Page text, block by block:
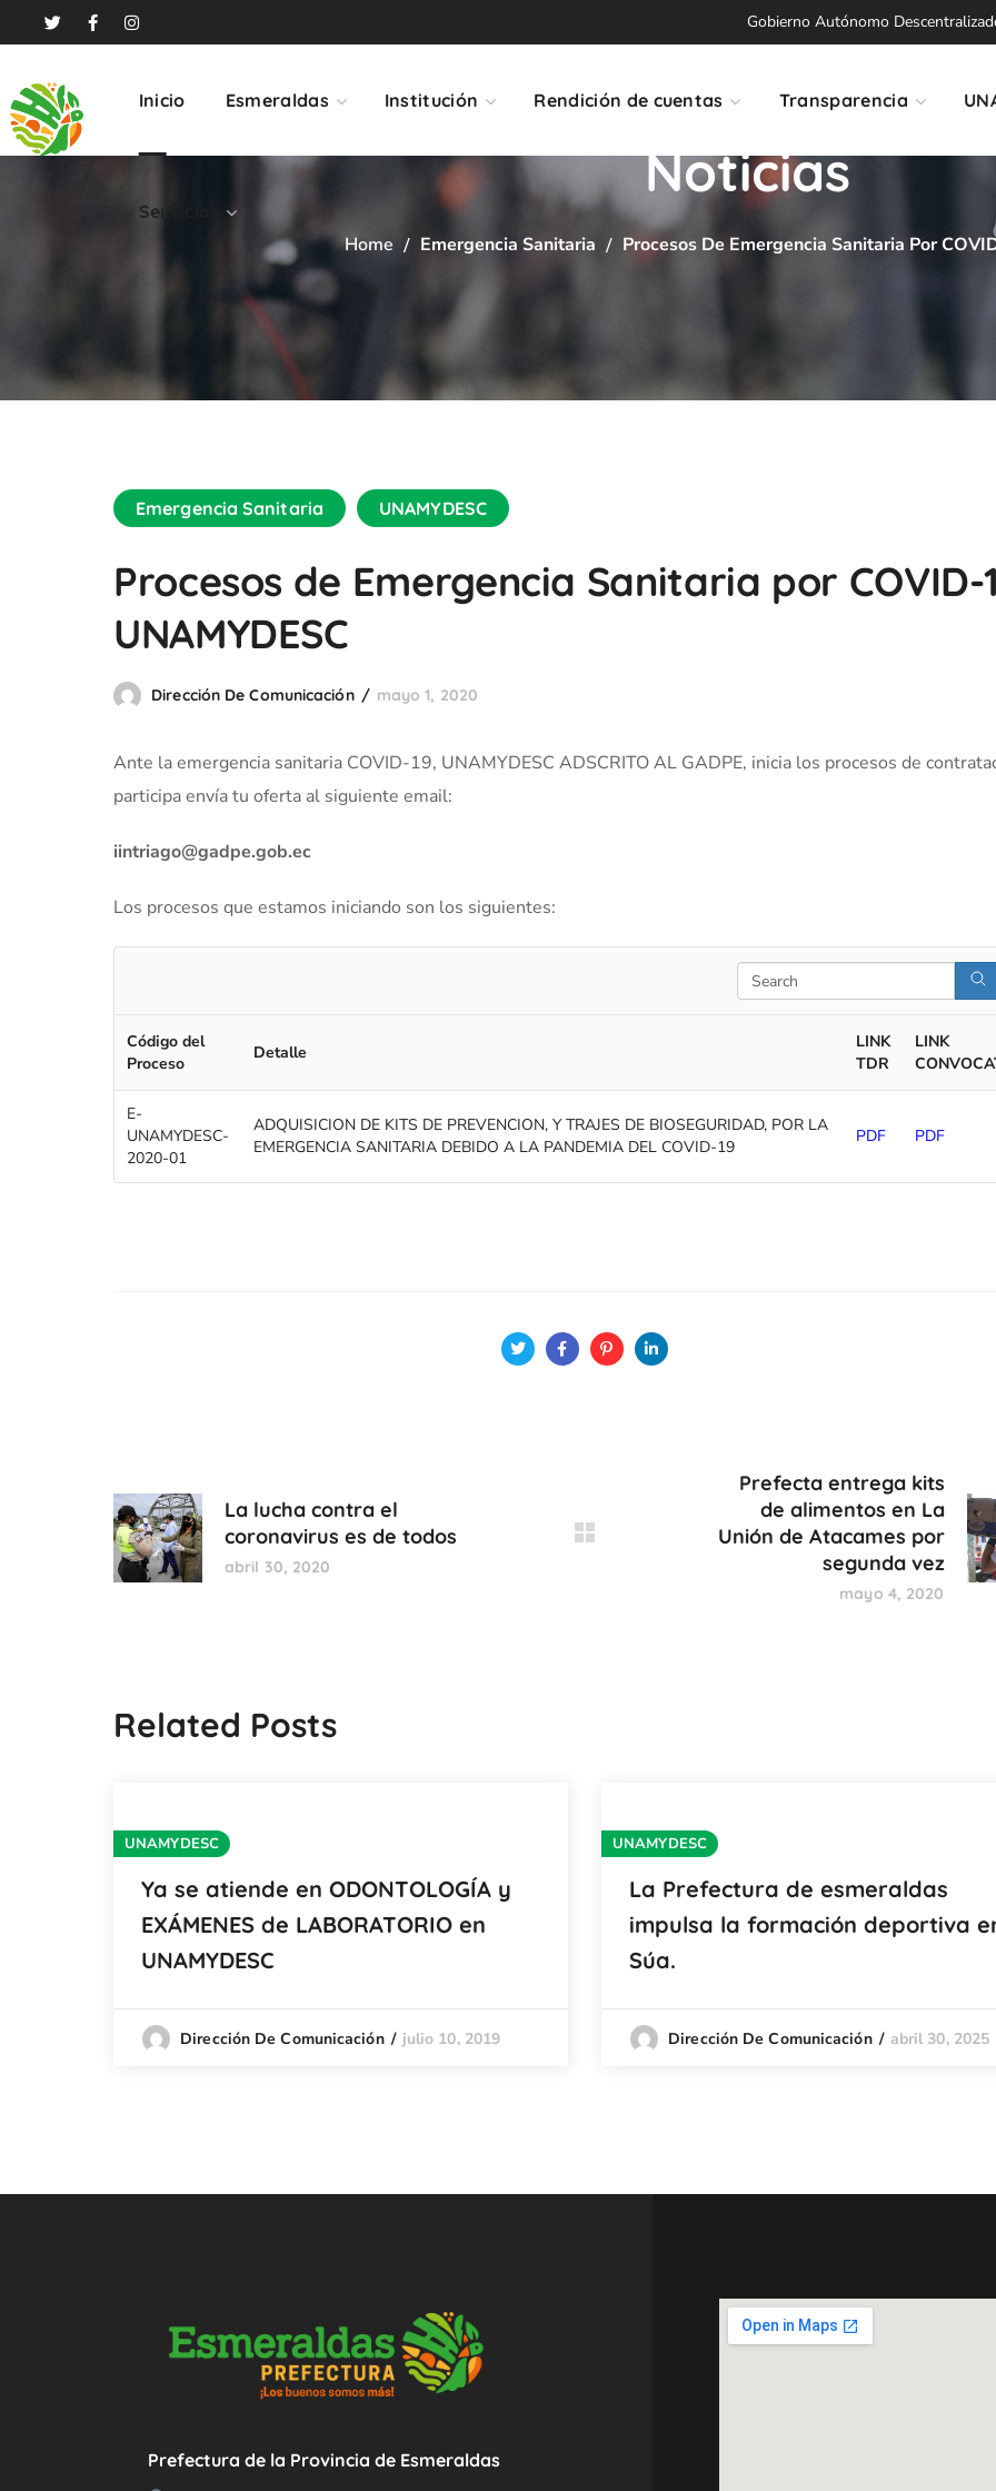
Gobierno Autónomo
Inicio Esmeraldas Institución Rendición de cuentas Transparencia
Servicios
Noticias
Home Emergencia Sanitaria Procesos De Emergencia Sanitaria Por
Emergencia Sanitaria UNAMYDESC
Procesos de Emergencia Sanitaria por COVID-
UNAMYDESC
Dirección De Comunicación mayo 1, 2020
Ante la emergencia sanitaria COVID-19, UNAMYDESC ADSCRITO AL GADPE, inicia los procesos de
participa envía tu oferta al siguiente email:
iintriago@gadpe.gob.ec
Los procesos que estamos iniciando son los siguientes:
Search
Código del
Proceso
Detalle
LINK
TDR
LINK
E-
UNAMYDESC-
2020-01
ADQUISICION DE KITS DE PREVENCION, Y TRAJES DE BIOSEGURIDAD, POR LA
EMERGENCIA SANITARIA DEBIDO A LA PANDEMIA DEL COVID-19
PDF PDF
La lucha contra el
coronavirus es de todos
abril 30, 2020
Prefecta entrega kits
de alimentos en La
Unión de Atacames por
segunda vez
mayo 4, 2020
Related Posts
UNAMYDESC
Ya se atiende en ODONTOLOGÍA y
EXÁMENES de LABORATORIO en
UNAMYDESC
Dirección De Comunicación julio 10, 2019
UNAMYDESC
La Prefectura de esmeraldas
impulsa la formación deportiva
Súa.
Dirección De Comunicación abril 30, 2025
Prefectura de la Provincia de Esmeraldas